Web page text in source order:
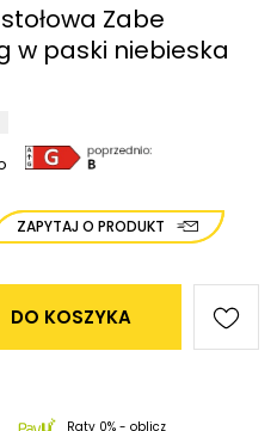
Zabe
w paski niebieska
ZAPYTAJ O PRODUKT
DO KOSZYKA
Raty 0% - oblicz